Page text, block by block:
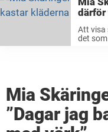
därför
Att visa
det
Mia
”Dagar jag